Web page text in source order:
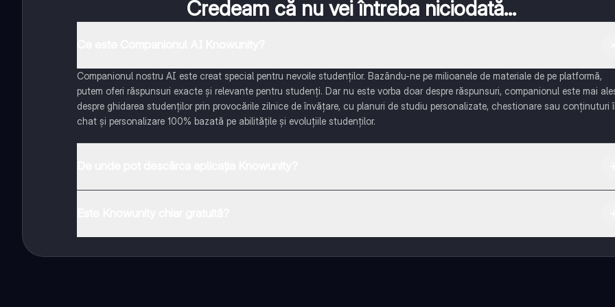
Credeam că nu vei întreba niciodată...
Companionul nostru AI este creat special pentru nevoile studenților. Bazându-ne pe milioanele de materiale de pe platformă,
putem oferi răspunsuri exacte și relevante pentru studenți. Dar nu este vorba doar despre răspunsuri, companionul este mai
despre ghidarea studenților prin provocările zilnice de învățare, cu planuri de studiu personalizate, chestionare sau conținuturi
chat și personalizare 100% bazată pe abilitățile și evoluțiile studenților.
distanță. În plus, câștigă puncte ca să deblochezi mai multe funcționalități!